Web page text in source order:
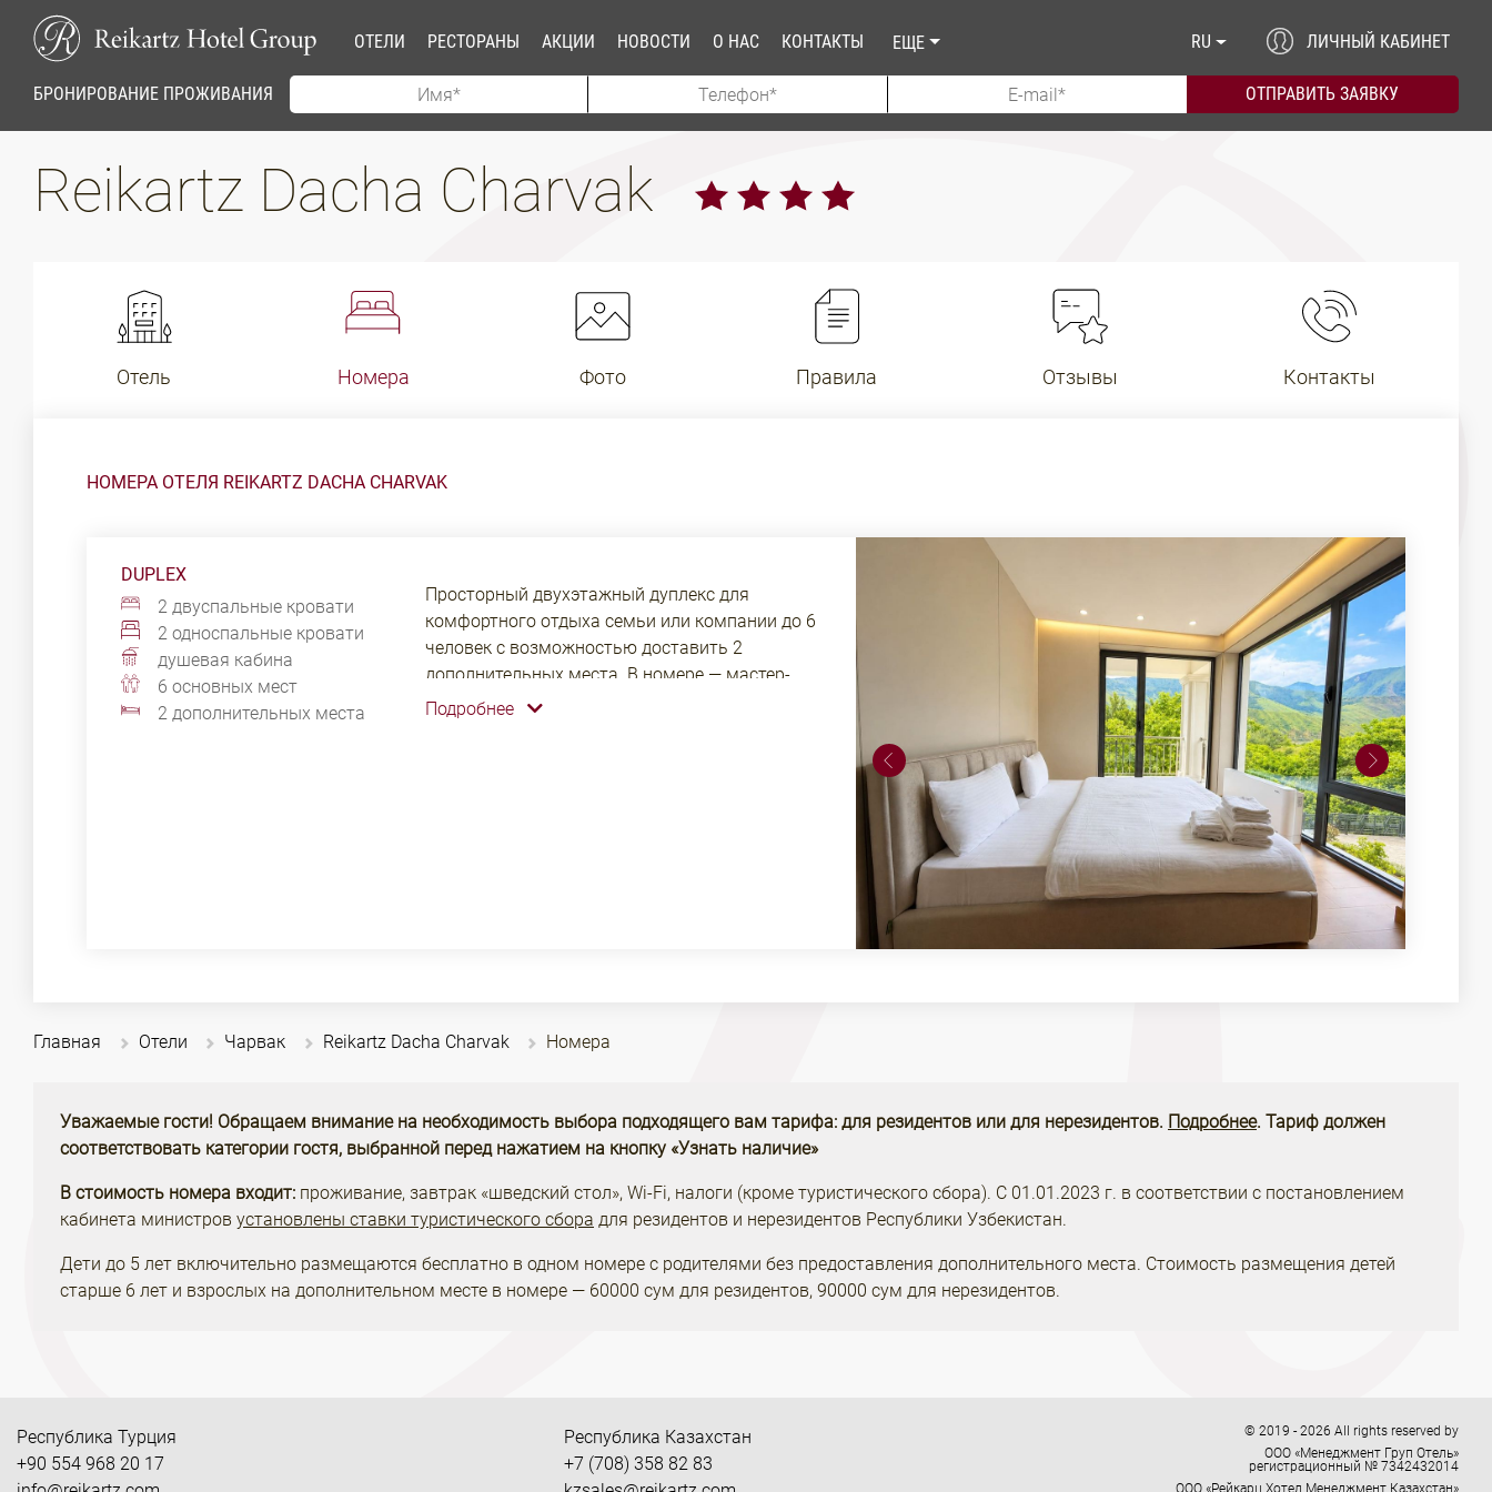
ОТЕЛИ РЕСТОРАНЫ АКЦИИ НОВОСТИ О НАС КОНТАКТЫ ЕЩЕ RU ЛИЧНЫЙ КАБИНЕТ
БРОНИРОВАНИЕ ПРОЖИВАНИЯ
Reikartz Dacha Charvak
Отель Номера Фото Правила Отзывы Контакты
НОМЕРА ОТЕЛЯ REIKARTZ DACHA CHARVAK
DUPLEX
2 двуспальные кровати
2 односпальные кровати
душевая кабина
6 основных мест
2 дополнительных места
Просторный двухэтажный дуплекс для
комфортного отдыха семьи или компании до 6
человек с возможностью доставить 2
дополнительных места. В номере — мастер-
спальня с собственной ванной комнатой, две
Подробнее
Главная Отели Чарвак Reikartz Dacha Charvak Номера
Уважаемые гости! Обращаем внимание на необходимость выбора подходящего вам тарифа: для резидентов или для нерезидентов. Подробнее. Тариф должен
соответствовать категории гостя, выбранной перед нажатием на кнопку «Узнать наличие»
В стоимость номера входит: проживание, завтрак «шведский стол», Wi-Fi, налоги (кроме туристического сбора). С 01.01.2023 г. в соответствии с постановлением
кабинета министров установлены ставки туристического сбора для резидентов и нерезидентов Республики Узбекистан.
Дети до 5 лет включительно размещаются бесплатно в одном номере с родителями без предоставления дополнительного места. Стоимость размещения детей
старше 6 лет и взрослых на дополнительном месте в номере — 60000 сум для резидентов, 90000 сум для нерезидентов.
Республика Турция
+90 554 968 20 17
Республика Казахстан
+7 (708) 358 82 83
© 2019 - 2026 All rights reserved by
ООО «Менеджмент Груп Отель»
регистрационный № 7342432014